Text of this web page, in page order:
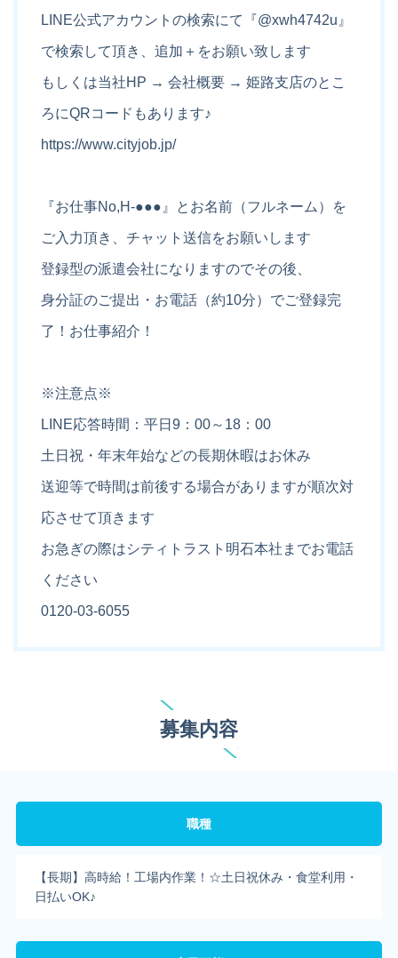
LINE公式アカウントの検索にて『@xwh4742u』
で検索して頂き、追加＋をお願い致します
もしくは当社HP → 会社概要 → 姫路支店のとこ
ろにQRコードもあります♪
https://www.cityjob.jp/
『お仕事No,H-●●●』とお名前（フルネーム）を
ご入力頂き、チャット送信をお願いします
登録型の派遣会社になりますのでその後、
身分証のご提出・お電話（約10分）でご登録完
了！お仕事紹介！
※注意点※
LINE応答時間：平日9：00～18：00
土日祝・年末年始などの長期休暇はお休み
送迎等で時間は前後する場合がありますが順次対
応させて頂きます
お急ぎの際はシティトラスト明石本社までお電話
ください
0120-03-6055
募集内容
職種
【長期】高時給！工場内作業！☆土日祝休み・食堂利用・
日払いOK♪